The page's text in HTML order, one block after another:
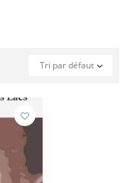
Tri par défaut